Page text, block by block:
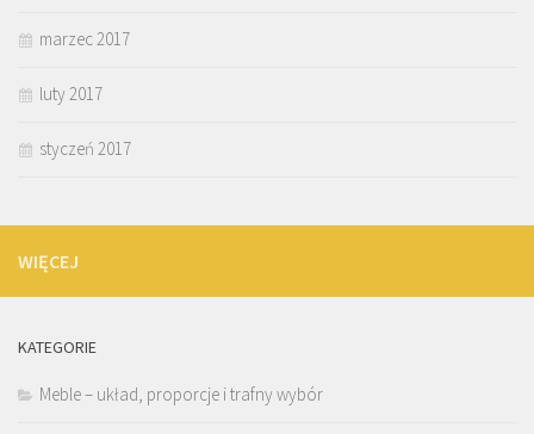
marzec 2017
luty 2017
styczeń 2017
WIĘCEJ
KATEGORIE
Meble – układ, proporcje i trafny wybór